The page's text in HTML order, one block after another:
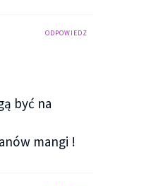
ODPOWIEDZ
być na
mangi !